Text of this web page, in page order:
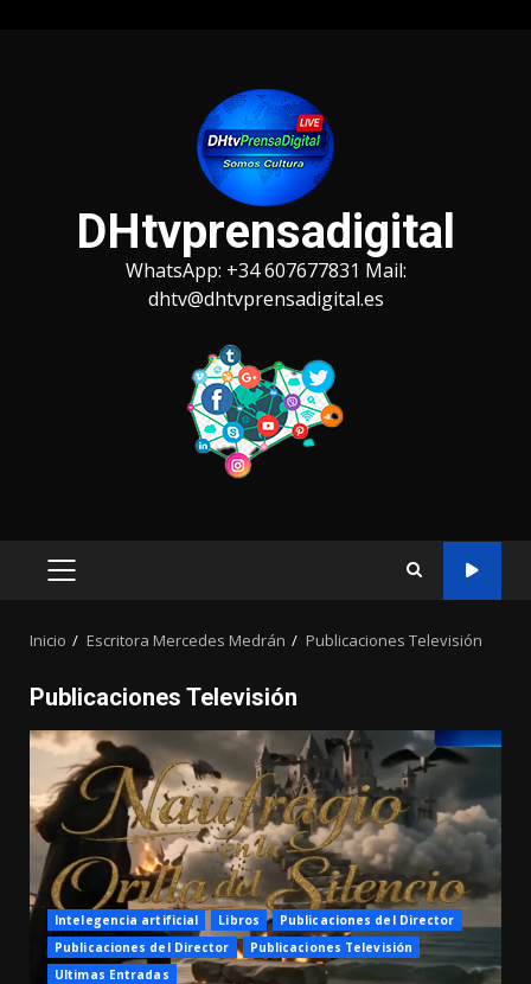
DHtvprensadigital
WhatsApp: +34 607677831 Mail:
dhtv@dhtvprensadigital.es
MENÚ
Inicio Escritora Mercedes Medrán Publicaciones Televisión
Publicaciones Televisión
Intelegencia artificial Libros
Publicaciones del Director
Publicaciones del Director
Publicaciones Televisión
Ultimas Entradas